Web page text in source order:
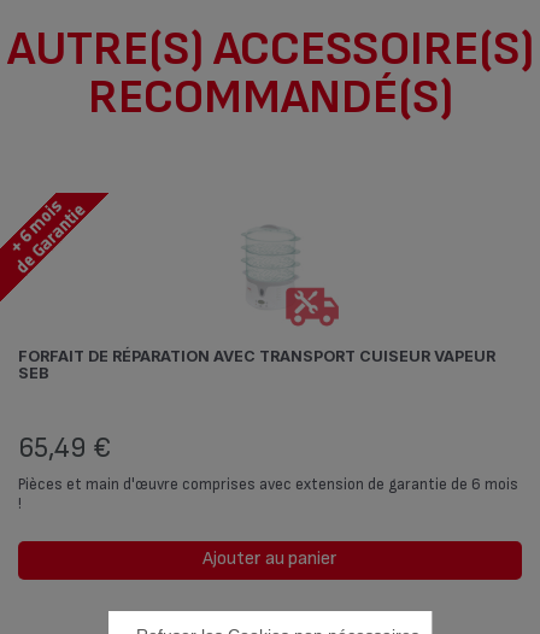
modalités de communication de la loi
Anti-Gaspillage pour une Economie
AUTRE(S) ACCESSOIRE(S)
RECOMMANDÉ(S)
FORFAIT DE RÉPARATION AVEC TRANSPORT CUISEUR VAPEUR
SEB
65,49 €
Pièces et main d'œuvre comprises avec extension de garantie de 6 mois
!
Ajouter au panier